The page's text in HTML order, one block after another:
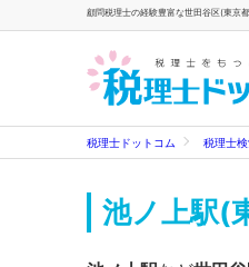
顧問税理士の経験豊富な世田谷区(東京
税理士ドットコム 税理士
池ノ上駅(